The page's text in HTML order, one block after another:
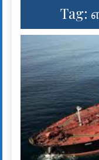
Tag: